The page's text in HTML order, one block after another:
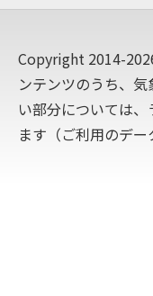
Copyright 2014-
ンテンツのうち、
い部分については、
ます（ご利用のデー